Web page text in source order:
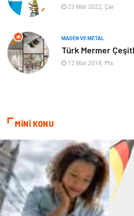
Endüstriyel Ürünler
Aksesuar
Nakliyat
Kiralama Servisleri
Çadır Kına
Spor Malzemeleri
23 Mar 2022, Çar
MADEN VE METAL
Türk Mermer
12 Mar 2018, Pts
MİNİ KONU